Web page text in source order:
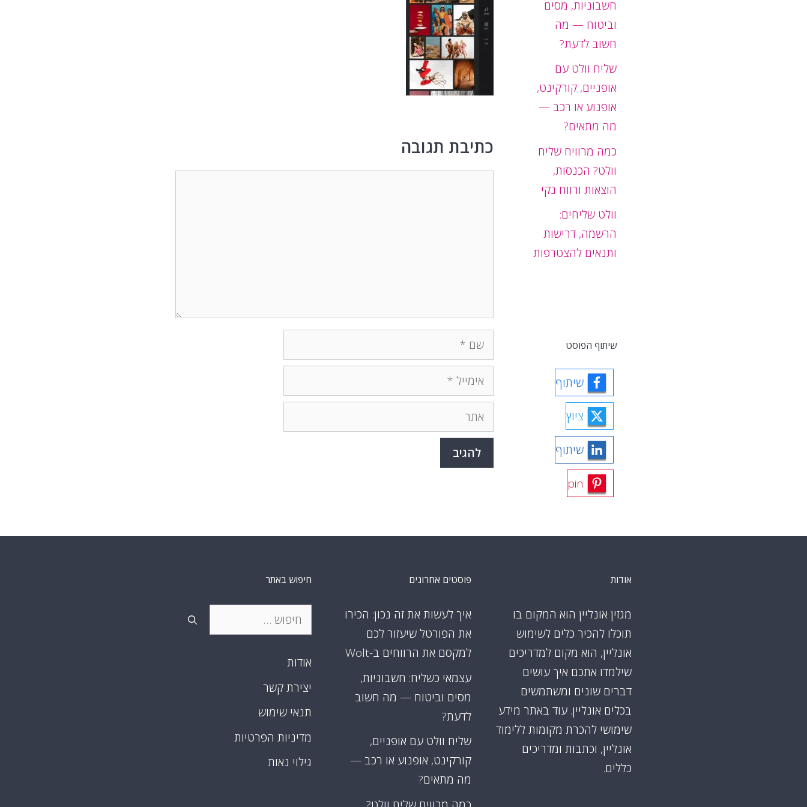
כתיבת תגובה
שם
אימייל
אתר
חשבוניות, מסים
וביטוח — מה
חשוב לדעת?
שליח וולט עם
אופניים, קורקינט,
אופנוע או רכב —
מה מתאים?
כמה מרוויח שליח
וולט? הכנסות,
הוצאות ורווח נקי
וולט שליחים:
הרשמה, דרישות
ותנאים להצטרפות
שיתוף הפוסט
שיתוף
ציוץ
שיתוף
pin
אודות
מגזין אונליין הוא המקום בו
תוכלו להכיר כלים לשימוש
אונליין, הוא מקום למדריכים
שילמדו אתכם איך עושים
דברים שונים ומשתמשים
בכלים אונליין. עוד באתר מידע
שימושי להכרת מקומות ללימוד
אונליין, וכתבות ומדריכים
כללים.
פוסטים אחרונים
איך לעשות את זה נכון: הכירו
את הפורטל שיעזור לכם
למקסם את הרווחים ב-Wolt
עצמאי כשליח: חשבוניות,
מסים וביטוח — מה חשוב
לדעת?
שליח וולט עם אופניים,
קורקינט, אופנוע או רכב —
מה מתאים?
חיפוש באתר
חיפוש:
אודות
יצירת קשר
תנאי שימוש
מדיניות הפרטיות
גילוי נאות